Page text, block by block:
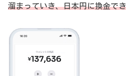
溜まっていき、日本円に換金で